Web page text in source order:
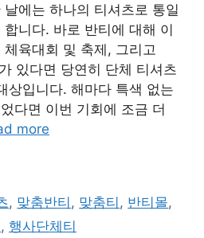
에는 하나의 티셔츠로 통일
니다. 바로 반티에 대해 이
육대회 및 축제, 그리고
있다면 당연히 단체 티셔츠
상입니다. 해마다 특색 없는
다면 이번 기회에 조금 더
more
, 맞춤반티 , 맞춤티 , 반티몰,
, 행사단체티